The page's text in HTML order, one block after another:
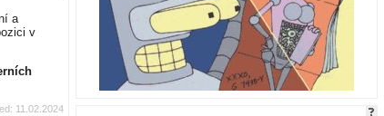
a
v
11.02.2024